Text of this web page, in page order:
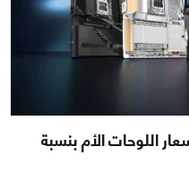
اللوحات الأم بنسبة